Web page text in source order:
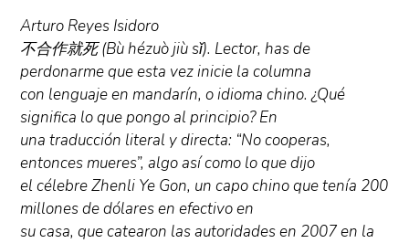
Arturo Reyes Isidoro
不合作就死 (Bù hézuò jiù sǐ). Lector, has de
perdonarme que esta vez inicie la columna
con lenguaje en mandarín, o idioma chino. ¿Qué
significa lo que pongo al principio? En
una traducción literal y directa: “No cooperas,
entonces mueres”, algo así como lo que dijo
el célebre Zhenli Ye Gon, un capo chino que tenía 200
millones de dólares en efectivo en
su casa, que catearon las autoridades en 2007 en la